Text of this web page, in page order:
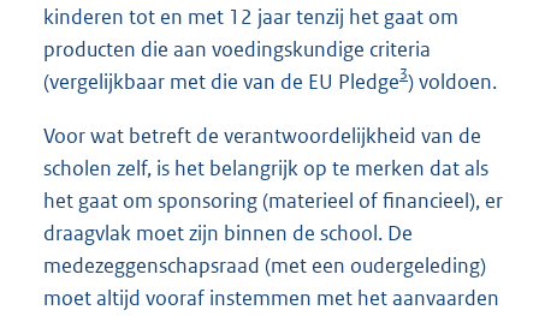
n
k
:
kinderen tot en met 12 jaar tenzij het gaat om
producten die aan voedingskundige criteria
(vergelijkbaar met die van de EU Pledge3) voldoen.
Voor wat betreft de verantwoordelijkheid van de
scholen zelf, is het belangrijk op te merken dat als
het gaat om sponsoring (materieel of financieel), er
draagvlak moet zijn binnen de school. De
medezeggenschapsraad (met een oudergeleding)
moet altijd vooraf instemmen met het aanvaarden